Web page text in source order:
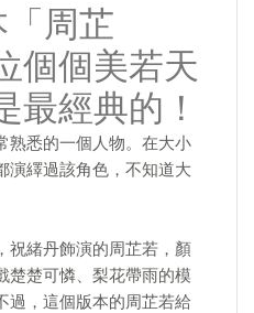
周芷
個個美若天
最經典的！
熟悉的一個人物。在大小
演繹過該角色，不知道大
祝緒丹飾演的周芷若，顏
楚楚可憐、梨花帶雨的模
過，這個版本的周芷若給